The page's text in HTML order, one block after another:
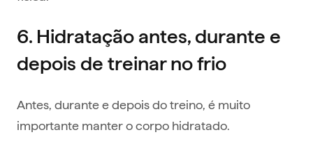
6. Hidratação antes, durante e
depois de treinar no frio
Antes, durante e depois do treino, é muito
importante manter o corpo hidratado.